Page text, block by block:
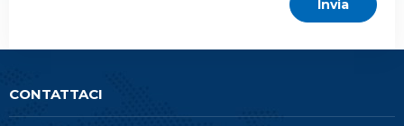
CONTATTACI